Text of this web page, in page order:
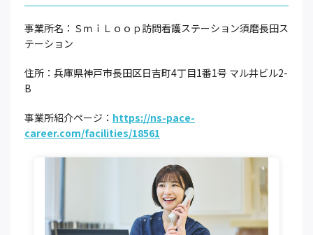
事業所名：ＳｍｉＬｏｏｐ訪問看護ステーション須磨長田ス
テーション
住所：兵庫県神戸市長田区日吉町4丁目1番1号 マル井ビル2-
B
事業所紹介ページ： https://ns-pace-
career.com/facilities/18561